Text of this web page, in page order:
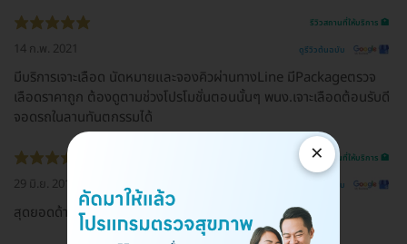
รีวิวสถานที่ให้บริการ 🏥
14 ก.พ. 2021 ดูรีวิวต้นฉบับ
มีบริการเจาะเลือด นัดหมายและจองคิวผ่านทางLine มีPackageตรวจ
เลือดราคาถูก ต้องดูตามช่วงโปรโมชั่นตอนนั้นๆ พนง.เจาะเลือดต้อนรับดี
จอดรถในลานทันตกรรมได้
รีวิวสถานที่ให้บริการ 🏥
29 มิ.ย. 2018 ดูรีวิวต้นฉบับ
สุดยอดด้านบริการทางสุขภาพ บริการดีเยี่ยมจริงๆ
×